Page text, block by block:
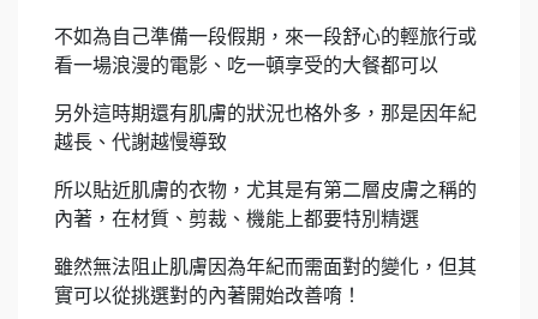
不如為自己準備一段假期，來一段舒心的輕旅行或
看一場浪漫的電影、吃一頓享受的大餐都可以
另外這時期還有肌膚的狀況也格外多，那是因年紀
越長、代謝越慢導致
所以貼近肌膚的衣物，尤其是有第二層皮膚之稱的
內著，在材質、剪裁、機能上都要特別精選
雖然無法阻止肌膚因為年紀而需面對的變化，但其
實可以從挑選對的內著開始改善唷！